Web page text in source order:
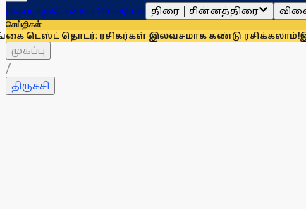
முகப்புதற்போதைய செய்திகள் திரை | சின்னத்திரை
செய்திகள்
ரசிகர்கள் இலவசமாக கண்டு ரசிக்கலாம்!
முகப்பு
/
திருச்சி